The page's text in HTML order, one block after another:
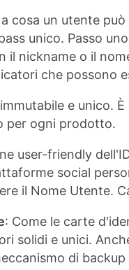
cosa un utente
unico. Passo
il nickname o il
che possono
e unico.
per ogni prodotto.
user-friendly
social
il Nome Utente.
: Come le carte
solidi e unici.
di